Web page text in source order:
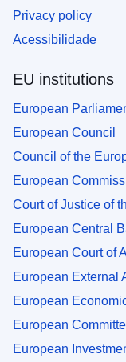
Privacy policy
Acessibilidade
EU institutions
European
European Council
Council of the
European
Court of Justice of
European Central
European Court of
European External
European
European
European